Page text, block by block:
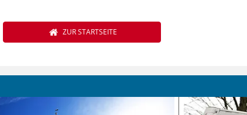
ZUR STARTSEITE